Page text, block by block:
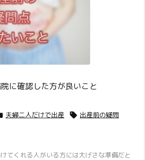
に確認した方が良いこと
夫婦二人だけで出産  出産前の疑問
てくれる人がいる方には大げさな準備だと